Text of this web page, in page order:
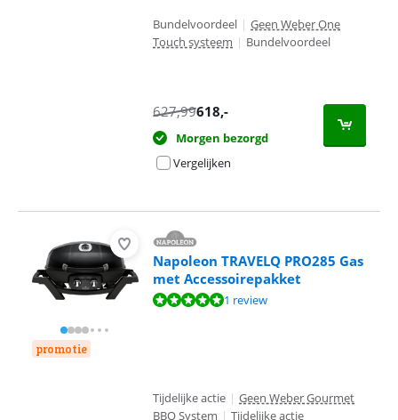
Bundelvoordeel | Geen Weber One
Touch systeem | Bundelvoordeel
627,99618,-
Morgen bezorgd
Vergelijken
promotie
Napoleon TRAVELQ PRO285 Gas
met Accessoirepakket
Beoordeling is 10 van de 10, gebaseerd op 1 review.
1 review
Tijdelijke actie | Geen Weber Gourmet
BBQ System | Tijdelijke actie